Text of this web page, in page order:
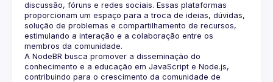
discussão, fóruns e redes sociais. Essas plataformas
proporcionam um espaço para a troca de ideias, dúvidas,
solução de problemas e compartilhamento de recursos,
estimulando a interação e a colaboração entre os
A NodeBR busca promover a disseminação do
conhecimento e a educação em JavaScript e Node.js,
contribuindo para o crescimento da comunidade de